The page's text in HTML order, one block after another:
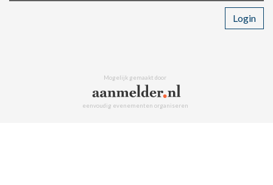
Login
Mogelijk gemaakt door
eenvoudig evenementen organiseren